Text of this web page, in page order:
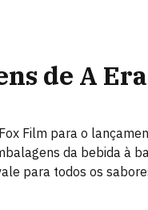
de A
Film para o
da bebida à
para todos os